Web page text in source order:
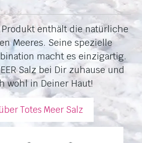
Produkt enthält die natürliche
Meeres. Seine spezielle
macht es einzigartig.
Salz bei Dir zuhause und
wohl in Deiner Haut!
Totes Meer Salz